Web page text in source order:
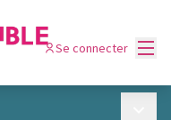
Se connecter